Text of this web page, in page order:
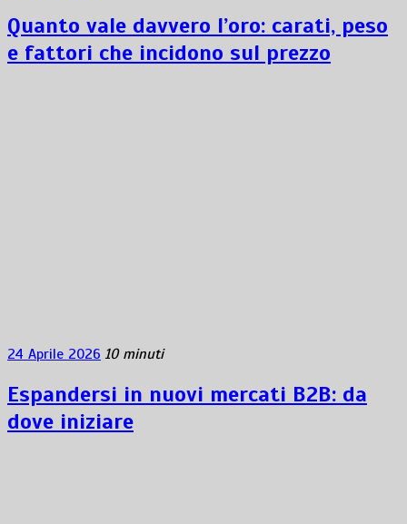
Quanto vale davvero l’oro: carati, peso
e fattori che incidono sul prezzo
24 Aprile 2026 10 minuti
Espandersi in nuovi mercati B2B: da
dove iniziare